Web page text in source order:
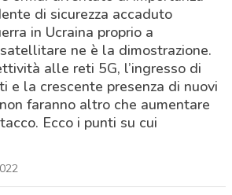
di sicurezza accaduto
in Ucraina proprio a
ne è la dimostrazione.
alle reti 5G, l’ingresso di
e la crescente presenza di nuovi
faranno altro che aumentare
Ecco i punti su cui